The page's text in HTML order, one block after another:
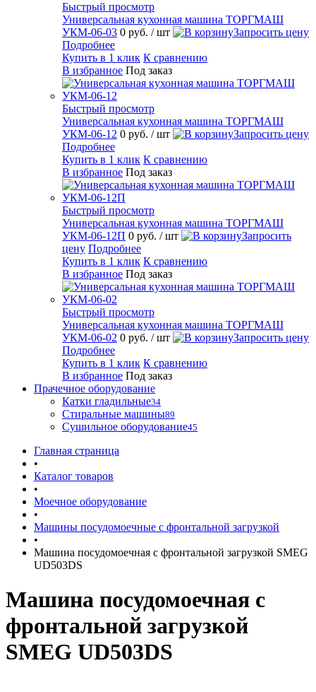
Быстрый просмотр
Универсальная кухонная машина ТОРГМАШ
УКМ-06-03 0 руб. / шт
Запросить цену
Подробнее
Купить в 1 клик К сравнению
В избранное Под заказ
Быстрый просмотр
Универсальная кухонная машина ТОРГМАШ
УКМ-06-12 0 руб. / шт
Запросить цену
Подробнее
Купить в 1 клик К сравнению
В избранное Под заказ
Быстрый просмотр
Универсальная кухонная машина ТОРГМАШ
УКМ-06-12П 0 руб. / шт
Запросить
цену Подробнее
Купить в 1 клик К сравнению
В избранное Под заказ
Быстрый просмотр
Универсальная кухонная машина ТОРГМАШ
УКМ-06-02 0 руб. / шт
Запросить цену
Подробнее
Купить в 1 клик К сравнению
В избранное Под заказ
Прачечное оборудование
Катки гладильные34
Стиральные машины89
Сушильное оборудование45
Главная страница
•
Каталог товаров
•
Моечное оборудование
•
Машины посудомоечные с фронтальной загрузкой
•
Машина посудомоечная с фронтальной загрузкой SMEG
UD503DS
Машина посудомоечная с
фронтальной загрузкой
SMEG UD503DS